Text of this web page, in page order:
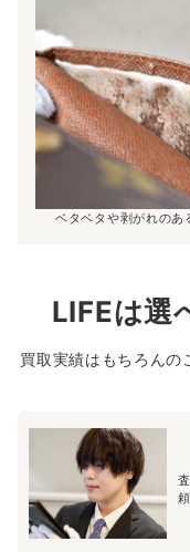
ベタベタや剥がれのあ
LIFEは選
買取実績はもちろんの